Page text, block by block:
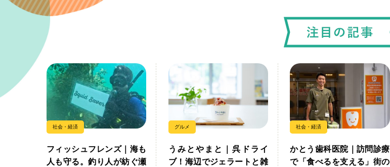
社会・経済
フィッシュフレンズ｜海も
人も守る。釣り人が紡ぐ瀬
グルメ
うみとやまと｜呉ドライ
ブ！海辺でジェラートと雑
社会・経済
かとう歯科医院｜訪問診療
で「食べるを支える」街の